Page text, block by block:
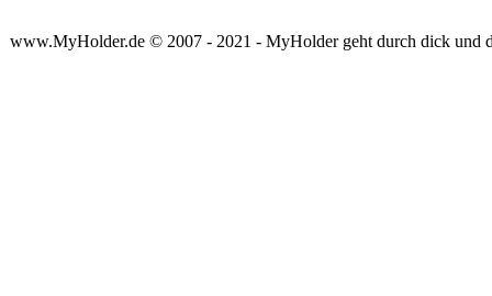
www.MyHolder.de © 2007 - 2021 - MyHolder geht durch dick und